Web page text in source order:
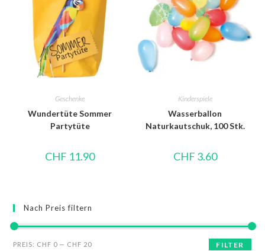
Geschenke
Wundertüte Sommer
Partytüte
CHF 11.90
Kinderspiele
Wasserballon
Naturkautschuk, 100 Stk.
CHF 3.60
Nach Preis filtern
FILTER
PREIS: CHF 0 — CHF 20